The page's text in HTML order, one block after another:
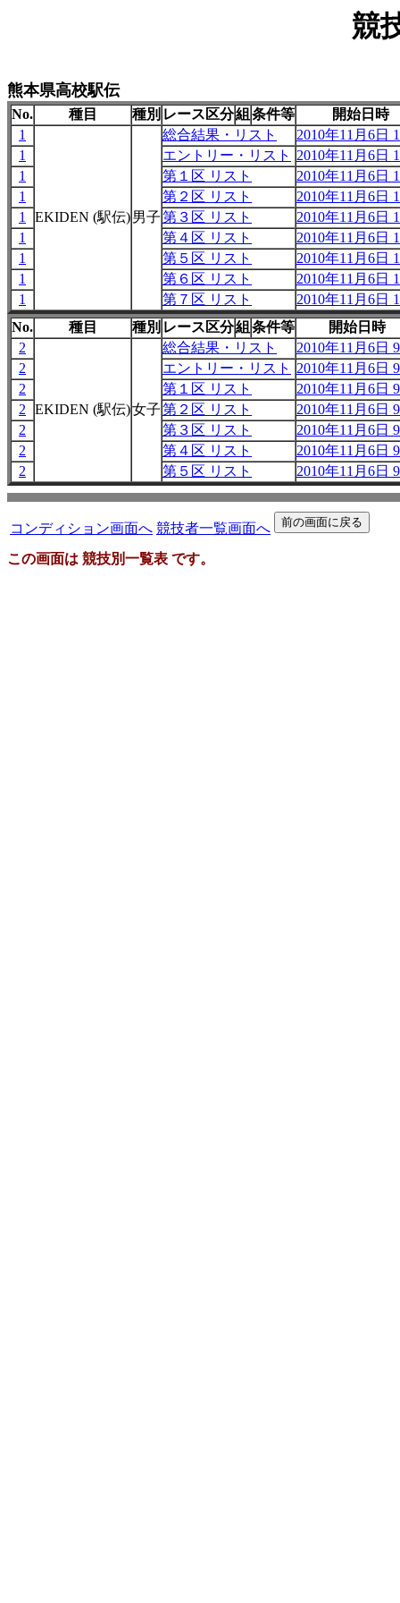
競
熊本県高校駅伝
No. 種目 種別 レース区分組 条件等
開始日時
1
EKIDEN (駅伝)男子
総合結果・リスト
2010年11月6日
1
エントリー・リスト
2010年11月6日
1
第１区 リスト
2010年11月6日
1
第２区 リスト
2010年11月6日
1
第３区 リスト
2010年11月6日
1
第４区 リスト
2010年11月6日
1
第５区 リスト
2010年11月6日
1
第６区 リスト
2010年11月6日
1
第７区 リスト
2010年11月6日
No.
種目 種別 レース区分組 条件等
開始日時
2
EKIDEN (駅伝)女子
総合結果・リスト
2010年11月6日
2
エントリー・リスト
2010年11月6日
2
第１区 リスト
2010年11月6日
2
第２区 リスト
2010年11月6日
2
第３区 リスト
2010年11月6日
2
第４区 リスト
2010年11月6日
2
第５区 リスト 2010年11月6日
コンディション画面へ 競技者一覧画面へ
この画面は 競技別一覧表 です。